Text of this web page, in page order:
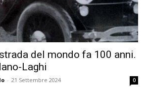
del mondo fa 100 anni.
Laghi
- 21 Settembre 2024 0